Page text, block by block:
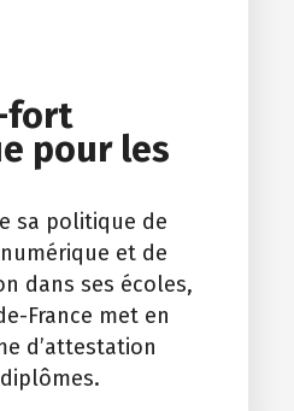
fort
pour les
sa politique de
et de
dans ses écoles,
France met en
d’attestation